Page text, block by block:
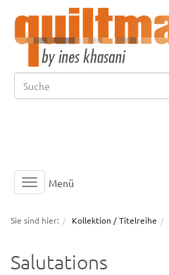
Toggle
navigation
Menü
Sie sind hier: Kollektion / Titelreihe
Salutations